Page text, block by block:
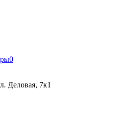
0
Деловая, 7к1